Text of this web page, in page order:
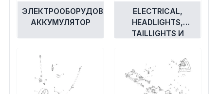
ЭЛЕКТРООБОРУДОВАНИЕ,
АККУМУЛЯТОР
ELECTRICAL,
HEADLIGHTS,
TAILLIGHTS И